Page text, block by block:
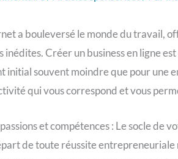
a bouleversé le monde du
inédites. Créer un business en ligne
initial souvent moindre que pour
qui vous correspond et vous
et compétences : Le socle de
de toute réussite entrepreneuriale